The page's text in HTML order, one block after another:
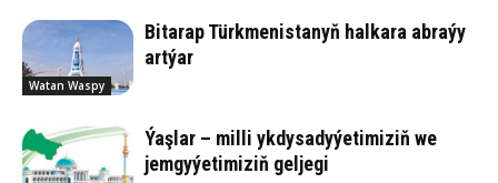
Watan Waspy
Bitarap Türkmenistanyň halkara abraýy
artýar
Ýaşlar – milli ykdysadyýetimiziň we
jemgyýetimiziň geljegi